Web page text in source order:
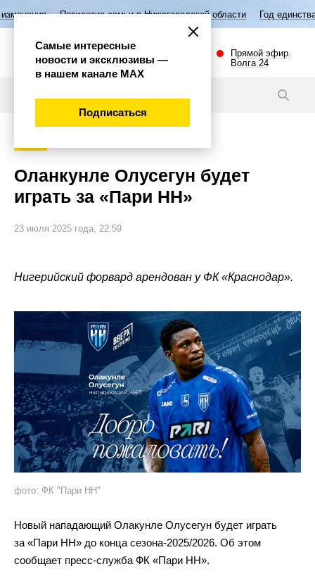
семьи в Нижегородской области Год единства народов России
Прямой эфир.
Волга 24
Оланкунле Олусегун будет
играть за «Пари НН»
23 июля 2025 года, 22:59
Нигерийский форвард арендован у ФК «Краснодар».
фото: ФК "Пари НН"
Новый нападающий Олакунле Олусегун будет играть
за «Пари НН» до конца сезона-2025/2026. Об этом
сообщает пресс-служба ФК «Пари НН».
Самые интересные
новости и эксклюзивы —
в нашем канале МАХ
Подписаться